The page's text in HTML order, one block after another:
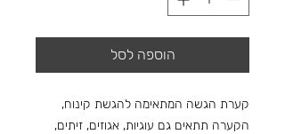
הוספה לסל
קערת הגשה המתאימה להגשת קינוח,
הקערה תתאים גם עוגיות, אגוזים, זיתים,